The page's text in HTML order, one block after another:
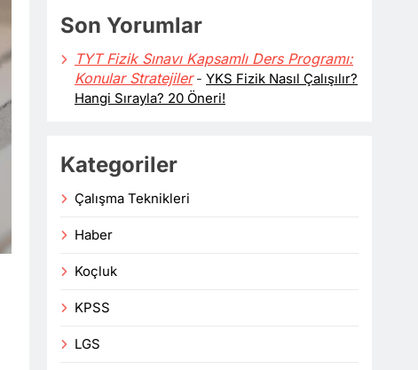
Son Yorumlar
TYT Fizik Sınavı Kapsamlı Ders Programı:
Konular Stratejiler- YKS Fizik Nasıl Çalışılır?
Hangi Sırayla? 20 Öneri!
Kategoriler
Çalışma Teknikleri
Haber
Koçluk
KPSS
LGS